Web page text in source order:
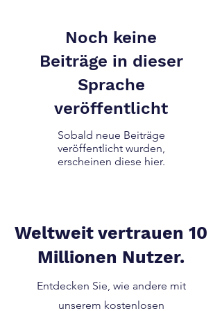
ehrlich und in wenigen Minuten
erfahren Sie Ihren
Persönlichkeitstyp und erfahren
mehr über Ihr Selbstverständnis.
Noch keine
Beiträge in dieser
Sprache
veröffentlicht
Sobald neue Beiträge
veröffentlicht wurden,
erscheinen diese hier.
Weltweit vertrauen 10
Millionen Nutzer.
Entdecken Sie, wie andere mit
unserem kostenlosen